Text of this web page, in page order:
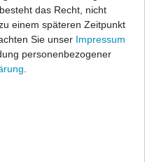
bietet ap eine
Option für mehr Agilität
das Recht, nicht
einem späteren Zeitpunkt
Sie unser Impressum
personenbezogener